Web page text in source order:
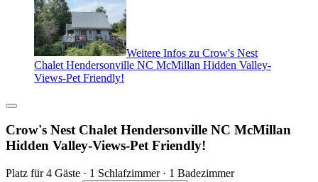
Weitere Infos zu Crow's Nest
Chalet Hendersonville NC McMillan Hidden Valley-
Views-Pet Friendly!
Crow's Nest Chalet Hendersonville NC McMillan
Hidden Valley-Views-Pet Friendly!
Platz für 4 Gäste · 1 Schlafzimmer · 1 Badezimmer